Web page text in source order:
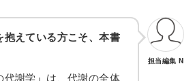
担当編集 N
えている方こそ、本書
代謝学』は、代謝の全体